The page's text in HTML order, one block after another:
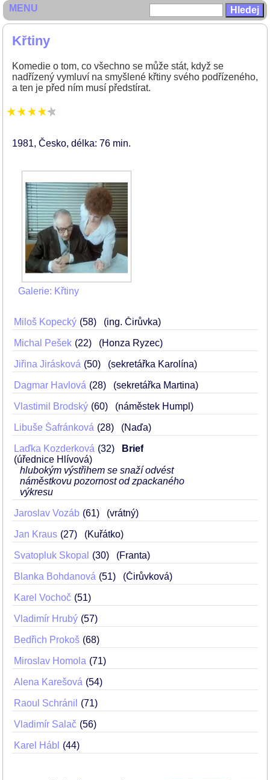
Křtiny
Komedie o tom, co všechno se může stát, když se
nadřízený vymluví na smyšlené křtiny svého podřízeného,
a ten je před ním musí předstírat.
1981 Česko délka: 76 min
Galerie: Křtiny
Miloš Kopecký 58 (ing. Čirůvka)
Michal Pešek 22 (Honza Ryzec)
Jiřina Jirásková 50 (sekretářka Karolína)
Dagmar Havlová 28 (sekretářka Martina)
Vlastimil Brodský 60 (náměstek Humpl)
Libuše Šafránková 28 (Naďa)
Laďka Kozderková 32
Brief
(úřednice Hlívová)
hlubokým výstřihem se snaží odvést
náměstkovu pozornost od zpackaného
výkresu
Jaroslav Vozáb 61 (vrátný)
Jan Kraus 27 (Kuřátko)
Svatopluk Skopal 30 (Franta)
Blanka Bohdanová 51 (Čirůvková)
Karel Vochoč 51
Vladimír Hrubý 57
Bedřich Prokoš 68
Miroslav Homola 71
Alena Karešová 54
Raoul Schránil 71
Vladimír Salač 56
Karel Hábl 44
MENU